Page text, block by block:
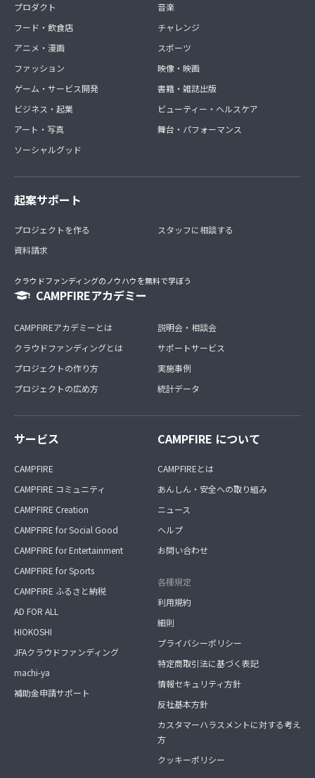
プロダクト
フード・飲食店
アニメ・漫画
ファッション
ゲーム・サービス開発
ビジネス・起業
アート・写真
ソーシャルグッド
音楽
チャレンジ
スポーツ
映像・映画
書籍・雑誌出版
ビューティー・ヘルスケア
舞台・パフォーマンス
起案サポート
プロジェクトを作る
資料請求
スタッフに相談する
クラウドファンディングのノウハウを無料で学ぼう
CAMPFIREアカデミー
CAMPFIREアカデミーとは
クラウドファンディングとは
プロジェクトの作り方
プロジェクトの広め方
説明会・相談会
サポートサービス
実施事例
統計データ
サービス
CAMPFIRE
CAMPFIRE コミュニティ
CAMPFIRE Creation
CAMPFIRE for Social Good
CAMPFIRE for Entertainment
CAMPFIRE for Sports
CAMPFIRE ふるさと納税
AD FOR ALL
HIOKOSHI
JFAクラウドファンディング
machi-ya
補助金申請サポート
CAMPFIRE について
CAMPFIREとは
あんしん・安全への取り組み
ニュース
ヘルプ
お問い合わせ
各種規定
利用規約
細則
プライバシーポリシー
特定商取引法に基づく表記
情報セキュリティ方針
反社基本方針
カスタマーハラスメントに対する考え
方
クッキーポリシー